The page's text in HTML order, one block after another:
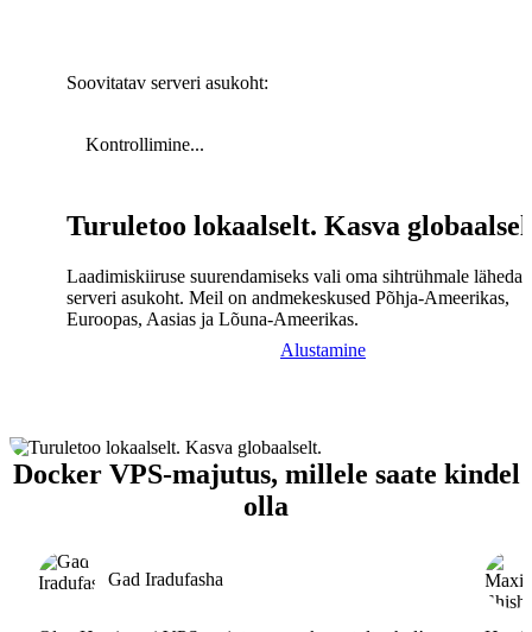
Soovitatav serveri asukoht:
Kontrollimine...
Turuletoo lokaalselt. Kasva
Laadimiskiiruse suurendamiseks vali oma sihtrühmale lähedal
serveri asukoht. Meil on andmekeskused Põhja-Ameerikas,
Euroopas, Aasias ja Lõuna-Ameerikas.
Alustamine
Docker VPS-majutus, millele saate kindel
olla
Gad Iradufasha